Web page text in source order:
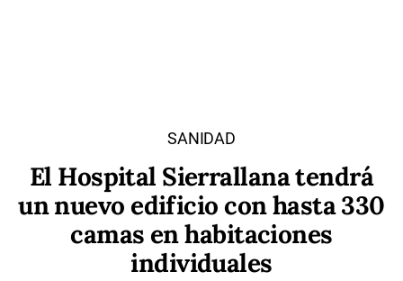
SANIDAD
El Hospital Sierrallana tendrá
un nuevo edificio con hasta 330
camas en habitaciones
individuales